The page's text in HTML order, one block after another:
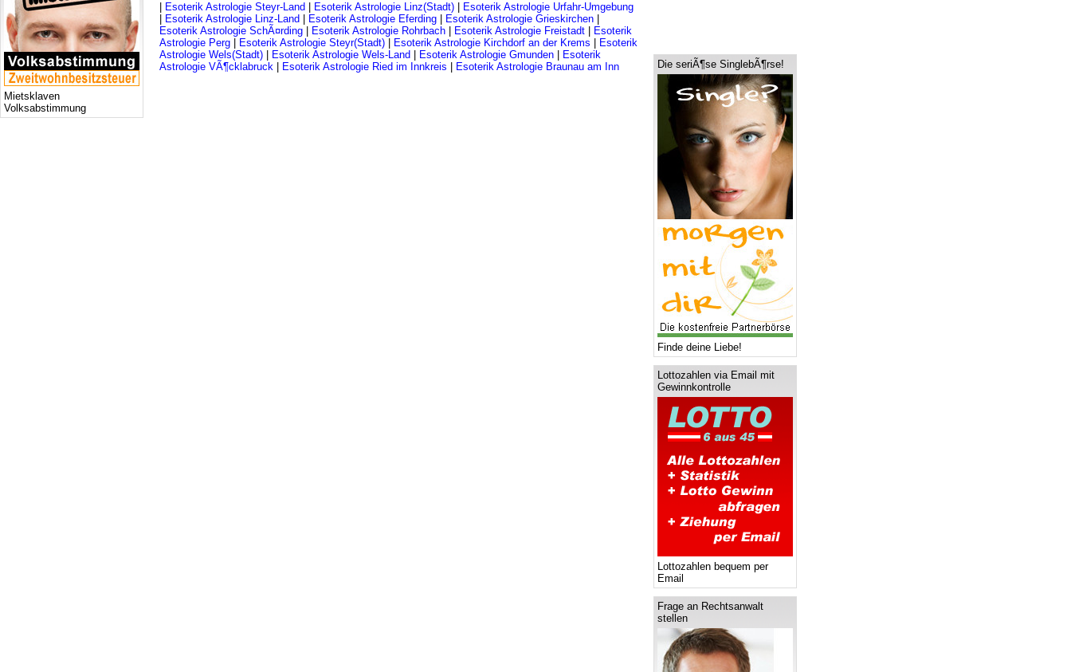
Mietsklaven
Volksabstimmung
Esoterik Astrologie Steyr-Land Esoterik Astrologie Linz(Stadt)
Esoterik Astrologie Urfahr-Umgebung
Esoterik Astrologie Linz-Land Esoterik Astrologie Eferding Esoterik Astrologie Grieskirchen
Esoterik Astrologie SchÃ¤rding
Esoterik Astrologie Rohrbach Esoterik Astrologie Freistadt
Esoterik
Astrologie Perg
Esoterik Astrologie Steyr(Stadt) Esoterik Astrologie Kirchdorf an der Krems
Esoterik
Astrologie Wels(Stadt)
Esoterik Astrologie Wels-Land Esoterik Astrologie Gmunden
Esoterik
Astrologie VÃ¶cklabruck
Esoterik Astrologie Ried im Innkreis Esoterik Astrologie Braunau am Inn Die seriÃ¶se SinglebÃ¶rse!
Finde deine Liebe!
Lottozahlen via Email mit
Gewinnkontrolle
Lottozahlen bequem per
Email
Frage an Rechtsanwalt
stellen